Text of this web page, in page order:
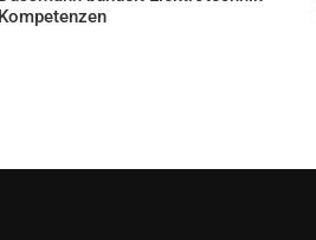
Kompetenzen